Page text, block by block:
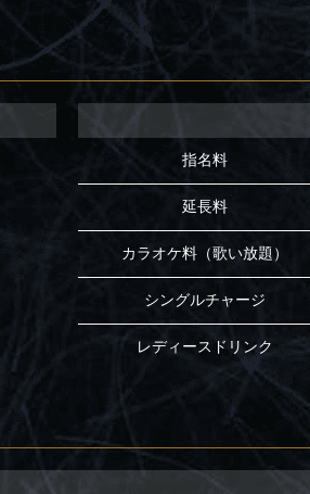
指名料
延長料
カラオケ料（歌い放題）
シングルチャージ
レディースドリンク